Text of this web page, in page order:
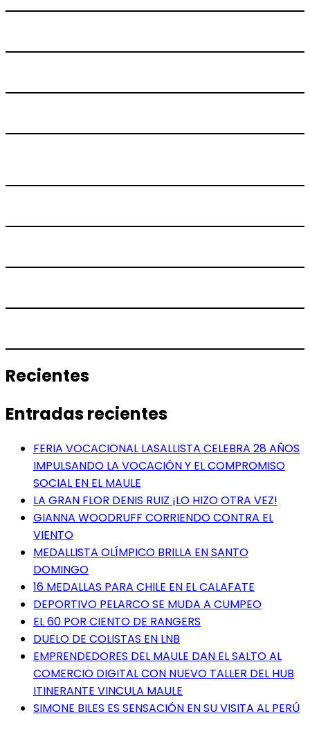
Recientes
Entradas recientes
FERIA VOCACIONAL LASALLISTA CELEBRA 28 AÑOS
IMPULSANDO LA VOCACIÓN Y EL COMPROMISO
SOCIAL EN EL MAULE
LA GRAN FLOR DENIS RUIZ ¡LO HIZO OTRA VEZ!
GIANNA WOODRUFF CORRIENDO CONTRA EL
VIENTO
MEDALLISTA OLÍMPICO BRILLA EN SANTO
DOMINGO
16 MEDALLAS PARA CHILE EN EL CALAFATE
DEPORTIVO PELARCO SE MUDA A CUMPEO
EL 60 POR CIENTO DE RANGERS
DUELO DE COLISTAS EN LNB
EMPRENDEDORES DEL MAULE DAN EL SALTO AL
COMERCIO DIGITAL CON NUEVO TALLER DEL HUB
ITINERANTE VINCULA MAULE
SIMONE BILES ES SENSACIÓN EN SU VISITA AL PERÚ